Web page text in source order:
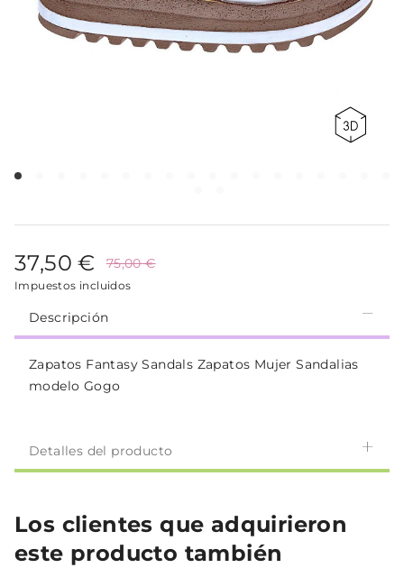
37,50 € 75,00 €
Impuestos incluidos
Descripción
Zapatos Fantasy Sandals Zapatos Mujer Sandalias
modelo Gogo
Detalles del producto
Los clientes que adquirieron
este producto también